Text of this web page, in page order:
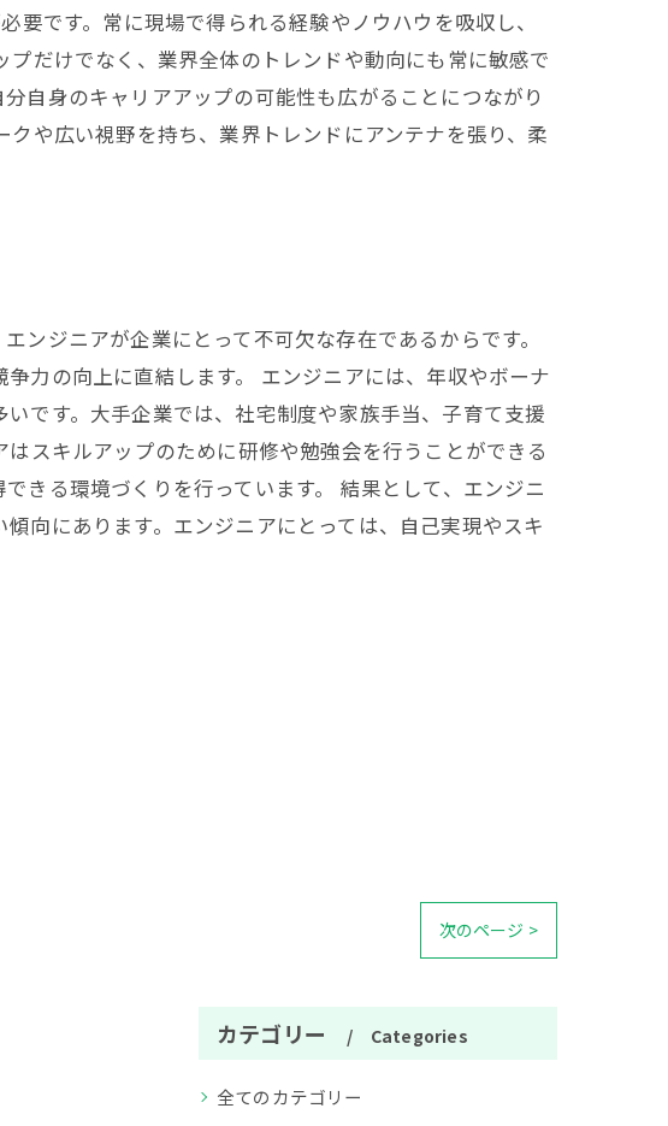
要です。常に現場で得られる経験やノウハウを吸収し、
だけでなく、業界全体のトレンドや動向にも常に敏感で
自身のキャリアアップの可能性も広がることにつながり
や広い視野を持ち、業界トレンドにアンテナを張り、柔
ンジニアが企業にとって不可欠な存在であるからです。
力の向上に直結します。 エンジニアには、年収やボーナ
です。大手企業では、社宅制度や家族手当、子育て支援
スキルアップのために研修や勉強会を行うことができる
きる環境づくりを行っています。 結果として、エンジニ
向にあります。エンジニアにとっては、自己実現やスキ
次のページ >
カテゴリー Categories
全てのカテゴリー